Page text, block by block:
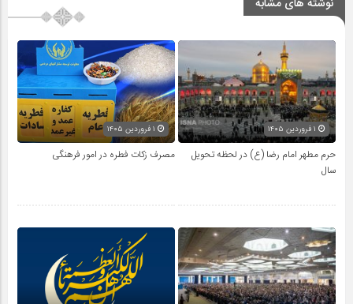
نوشته های مشابه
حرم مطهر امام رضا (ع) در لحظه تحویل
سال
مصرف زکات فطره در امور فرهنگی